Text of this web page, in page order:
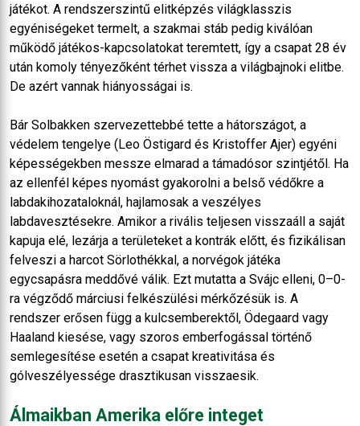
játékot. A rendszerszintű elitképzés világklasszis
egyéniségeket termelt, a szakmai stáb pedig kiválóan
működő játékos-kapcsolatokat teremtett, így a csapat 28 év
után komoly tényezőként térhet vissza a világbajnoki elitbe.
De azért vannak hiányosságai is.
Bár Solbakken szervezettebbé tette a hátországot, a
védelem tengelye (Leo Östigard és Kristoffer Ajer) egyéni
képességekben messze elmarad a támadósor szintjétől. Ha
az ellenfél képes nyomást gyakorolni a belső védőkre a
labdakihozataloknál, hajlamosak a veszélyes
labdavesztésekre. Amikor a rivális teljesen visszaáll a saját
kapuja elé, lezárja a területeket a kontrák előtt, és fizikálisan
felveszi a harcot Sörlothékkal, a norvégok játéka
egycsapásra meddővé válik. Ezt mutatta a Svájc elleni, 0–0-
ra végződő márciusi felkészülési mérkőzésük is. A
rendszer erősen függ a kulcsemberektől, Ödegaard vagy
Haaland kiesése, vagy szoros emberfogással történő
semlegesítése esetén a csapat kreativitása és
gólveszélyessége drasztikusan visszaesik.
Álmaikban Amerika előre integet